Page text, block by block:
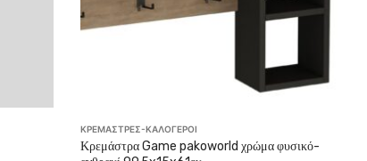
ΚΡΕΜΑΣΤΡΕΣ-ΚΑΛΟΓΕΡΟΙ
Κρεμάστρα Game pakoworld χρώμα φυσικό-